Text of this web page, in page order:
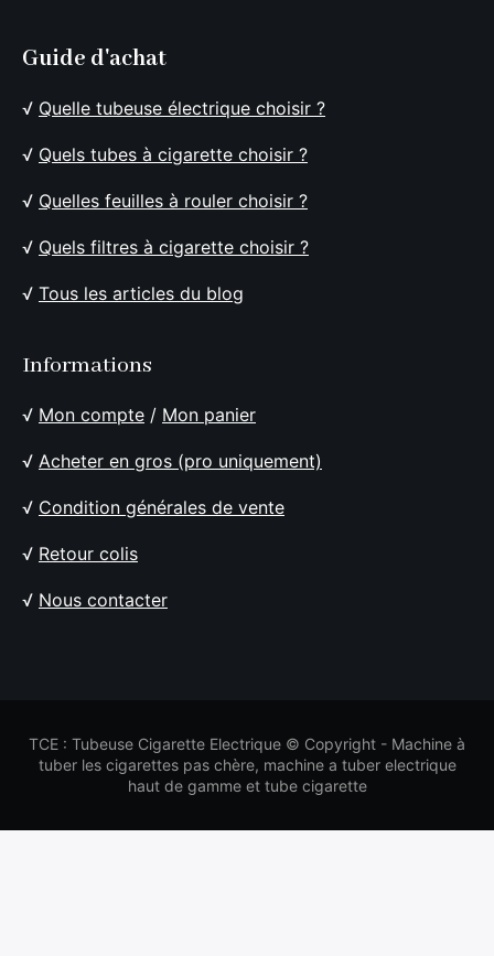
Guide d'achat
√ Quelle tubeuse électrique choisir ?
√ Quels tubes à cigarette choisir ?
√ Quelles feuilles à rouler choisir ?
√ Quels filtres à cigarette choisir ?
√ Tous les articles du blog
Informations
√ Mon compte / Mon panier
√ Acheter en gros (pro uniquement)
√ Condition générales de vente
√ Retour colis
√ Nous contacter
TCE : Tubeuse Cigarette Electrique © Copyright - Machine à
tuber les cigarettes pas chère, machine a tuber electrique
haut de gamme et tube cigarette